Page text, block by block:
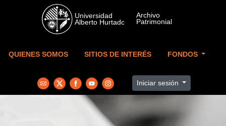
Skip to main content
QUIENES SOMOS SITIOS DE INTERÉS FONDOS
Iniciar sesión